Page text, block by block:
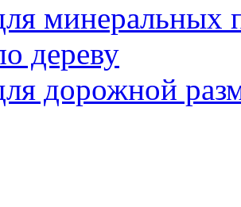
минеральных
дереву
дорожной